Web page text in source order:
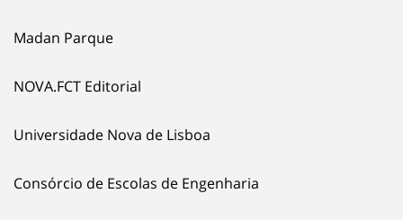
Madan Parque
NOVA.FCT Editorial
Universidade Nova de Lisboa
Consórcio de Escolas de Engenharia